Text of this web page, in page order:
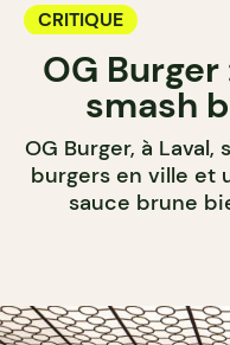
CRITIQUE
OG
smash
OG Burger, à
burgers en ville et
sauce brune